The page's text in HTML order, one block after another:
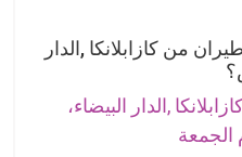
من كازابلانكا ,الدار
,الدار البيضاء،
الجمعة